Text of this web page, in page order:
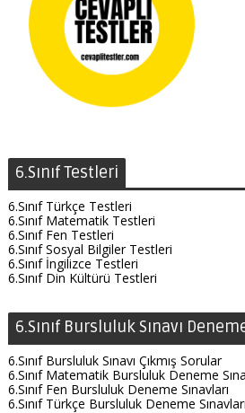
6.Sınıf Testleri
6.Sınıf Türkçe Testleri
6.Sınıf Matematik Testleri
6.Sınıf Fen Testleri
6.Sınıf Sosyal Bilgiler Testleri
6.Sınıf İngilizce Testleri
6.Sınıf Din Kültürü Testleri
6.Sınıf Bursluluk Sınavı
6.Sınıf Bursluluk Sınavı Çıkmış Sorular
6.Sınıf Matematik Bursluluk Deneme
6.Sınıf Fen Bursluluk Deneme Sınavları
6.Sınıf Türkçe Bursluluk Deneme Sınavları